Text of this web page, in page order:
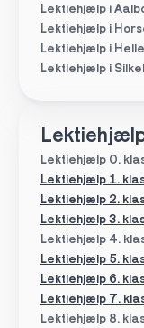
Lektiehjælp i
Lektiehjælp i
Lektiehjælp i
Lektiehjælp i
Lektiehjælp 0.
Lektiehjælp 4.
Lektiehjælp 5.
Lektiehjælp 8.
Lektiehjælp 1.
Lektiehjælp 6.
Lektiehjælp 7.
Lektiehjælp 2.
Lektiehjælp 3.